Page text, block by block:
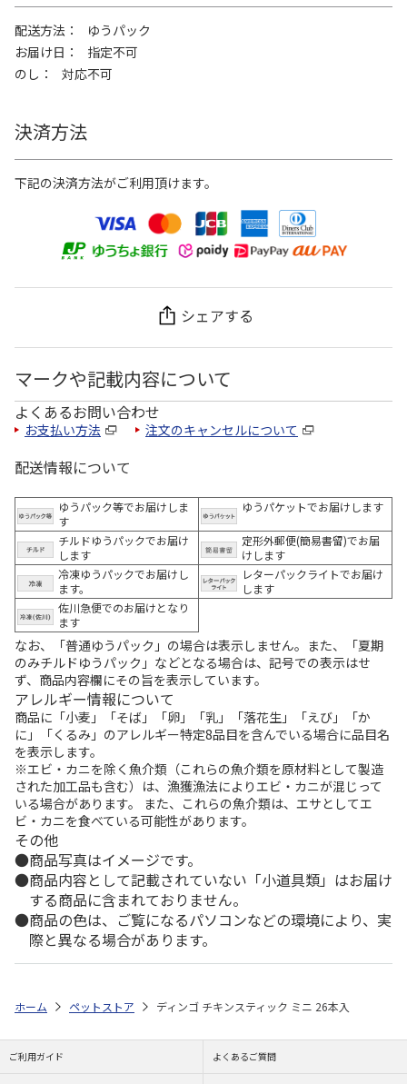
配送方法
ゆうパック
お届け日
指定不可
のし
対応不可
決済方法
下記の決済方法がご利用頂けます。
シェアする
マークや記載内容について
よくあるお問い合わせ
お支払い方法 注文のキャンセルについて
配送情報について
ゆうパック等でお届けしま
す
ゆうパケットでお届けします
チルドゆうパックでお届け
します
定形外郵便(簡易書留)でお届
けします
冷凍ゆうパックでお届けし
ます。
レターパックライトでお届け
します
佐川急便でのお届けとなり
ます
なお、「普通ゆうパック」の場合は表示しません。また、「夏期
のみチルドゆうパック」などとなる場合は、記号での表示はせ
ず、商品内容欄にその旨を表示しています。
アレルギー情報について
商品に「小麦」「そば」「卵」「乳」「落花生」「えび」「か
に」「くるみ」のアレルギー特定8品目を含んでいる場合に品目名
を表示します。
※エビ・カニを除く魚介類（これらの魚介類を原材料として製造
された加工品も含む）は、漁獲漁法によりエビ・カニが混じって
いる場合があります。 また、これらの魚介類は、エサとしてエ
ビ・カニを食べている可能性があります。
その他
商品写真はイメージです。
商品内容として記載されていない「小道具類」はお届け
する商品に含まれておりません。
商品の色は、ご覧になるパソコンなどの環境により、実
際と異なる場合があります。
ホーム ペットストア ディンゴ チキンスティック ミニ 26本入
ご利用ガイド よくあるご質問